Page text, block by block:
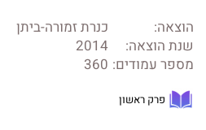
הוצאה:
כנרת זמורה-ביתן
שנת הוצאה:
2014
מספר עמודים: 360
פרק ראשון